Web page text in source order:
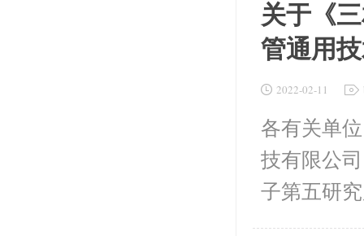
关于《
管通用
2022-02-11
各有关单
技有限公
子第五研